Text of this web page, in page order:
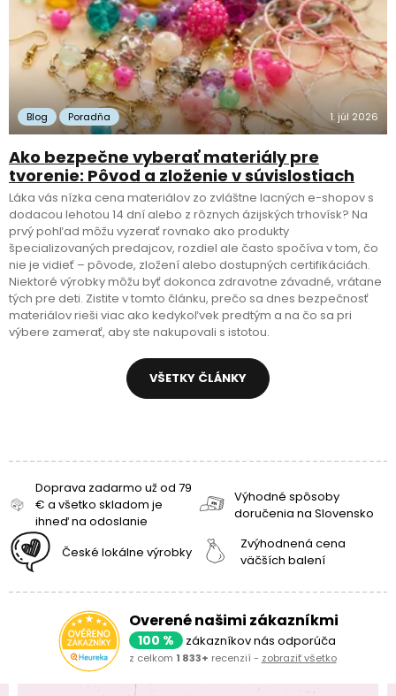
Blog Poradňa 1. júl 2026
Ako bezpečne vyberať materiály pre
tvorenie: Pôvod a zloženie v súvislostiach
Láka vás nízka cena materiálov zo zvláštne lacných e-shopov s
dodacou lehotou 14 dní alebo z rôznych ázijských trhovísk? Na
prvý pohľad môžu vyzerať rovnako ako produkty
špecializovaných predajcov, rozdiel ale často spočíva v tom, čo
nie je vidieť – pôvode, zložení alebo dostupných certifikáciách.
Niektoré výrobky môžu byť dokonca zdravotne závadné, vrátane
tých pre deti. Zistite v tomto článku, prečo sa dnes bezpečnosť
materiálov rieši viac ako kedykoľvek predtým a na čo sa pri
výbere zamerať, aby ste nakupovali s istotou.
VŠETKY ČLÁNKY
Doprava zadarmo už od 79
€ a všetko skladom je
ihneď na odoslanie
Výhodné spôsoby
doručenia na Slovensko
České lokálne výrobky
Zvýhodnená cena
väčších balení
Overené našimi zákazníkmi
100 % zákazníkov nás odporúča
z celkom 1 833+ recenzií - zobraziť všetko